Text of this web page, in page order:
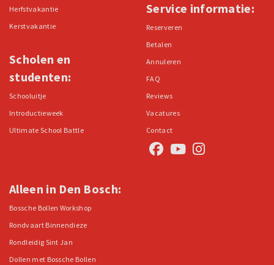
Herfstvakantie
Kerstvakantie
Scholen en
studenten:
Schooluitje
Introductieweek
Ultimate School Battle
Service informatie:
Reserveren
Betalen
Annuleren
FAQ
Reviews
Vacatures
Contact
Alleen in Den Bosch:
Bossche Bollen Workshop
Rondvaart Binnendieze
Rondleidig Sint Jan
Dollen met Bossche Bollen